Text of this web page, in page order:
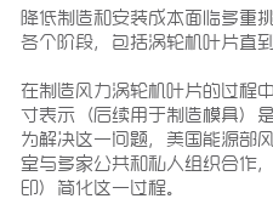
降低制造和安装成本面临多重
各个阶段，包括涡轮机叶片直
在制造风力涡轮机叶片的过程
寸表示（后续用于制造模具）
为解决这一问题，美国能源部
室与多家公共和私人组织合作
印）简化这一过程。